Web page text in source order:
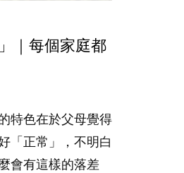
｜每個家庭都
特色在於父母覺得
「正常」，不明白
會有這樣的落差